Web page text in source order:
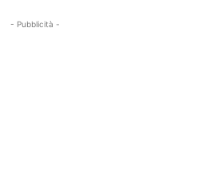
- Pubblicità -